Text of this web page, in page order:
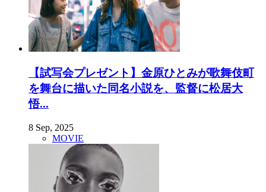
【試写会プレゼント】金原ひとみが歌舞伎町
を舞台に描いた同名小説を、監督に松居大
悟...
8 Sep, 2025
MOVIE